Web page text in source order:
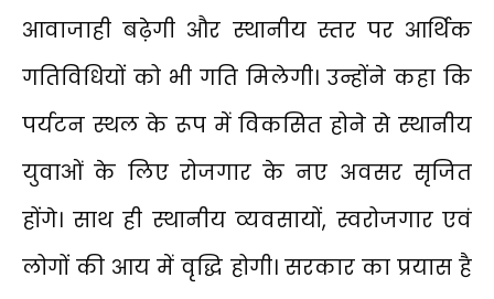
आवाजाही बढ़ेगी और स्थानीय स्तर पर आर्थिक
गतिविधियों को भी गति मिलेगी। उन्होंने कहा कि
पर्यटन स्थल के रूप में विकसित होने से स्थानीय
युवाओं के लिए रोजगार के नए अवसर सृजित
होंगे। साथ ही स्थानीय व्यवसायों, स्वरोजगार एवं
लोगों की आय में वृद्धि होगी। सरकार का प्रयास है